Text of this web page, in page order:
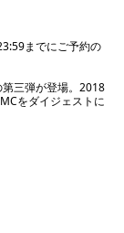
までにご予約の
三弾が登場。2018
をダイジェストに